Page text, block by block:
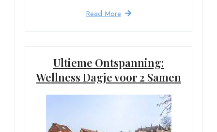
Read More
Ultieme Ontspanning:
Wellness Dagje voor 2 Samen